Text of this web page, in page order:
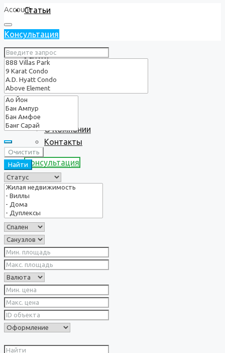
Статьи
Услуги
О нас
О Компании
Контакты
Консультация
Account
Консультация
Очистить
Найти